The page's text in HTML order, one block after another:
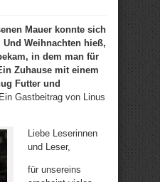
Mauer konnte sich
Weihnachten hieß,
in dem man für
Zuhause mit einem
Futter und
Gastbeitrag von Linus
Liebe Leserinnen
und Leser,
für unsereins